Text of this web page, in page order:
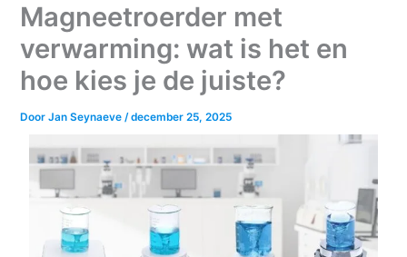
Magneetroerder met
verwarming: wat is het en
hoe kies je de juiste?
DoorJan Seynaeve/december 25, 2025